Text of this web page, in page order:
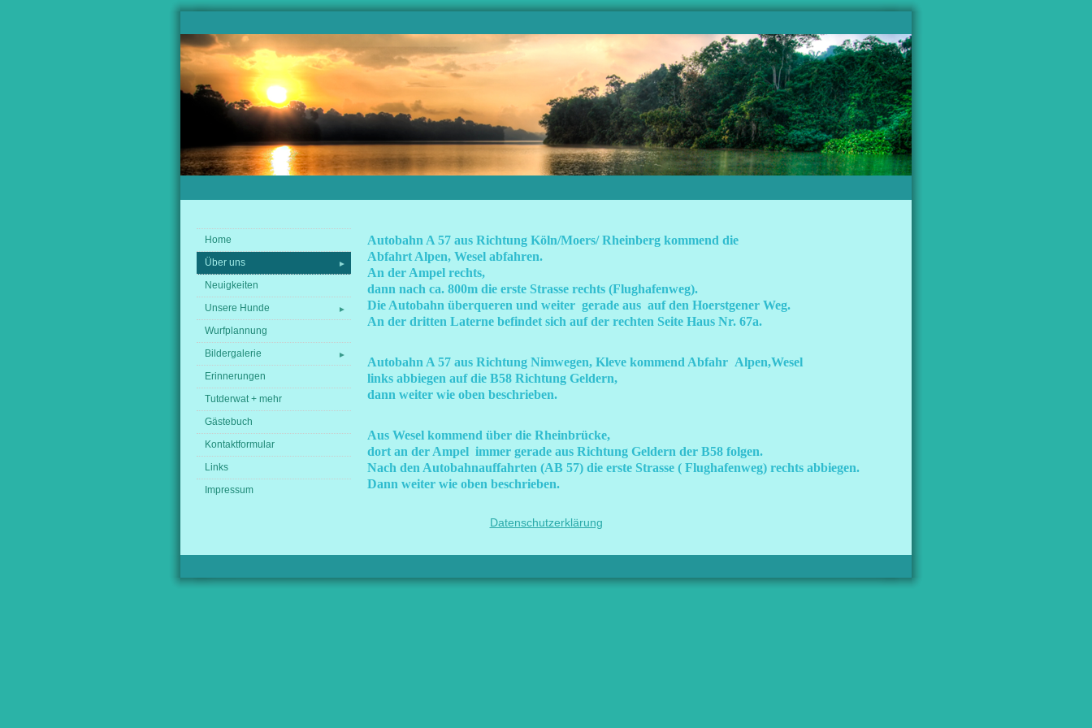
Home
Über uns
►
Neuigkeiten
Unsere Hunde
►
Wurfplannung
Bildergalerie
►
Erinnerungen
Tutderwat + mehr
Gästebuch
Kontaktformular
Links
Impressum
Autobahn A 57 aus Richtung Köln/Moers/ Rheinberg kommend die
Abfahrt Alpen, Wesel abfahren.
An der Ampel rechts,
dann nach ca. 800m die erste Strasse rechts (Flughafenweg).
Die Autobahn überqueren und weiter gerade aus auf den Hoerstgener Weg.
An der dritten Laterne befindet sich auf der rechten Seite Haus Nr. 67a.
Autobahn A 57 aus Richtung Nimwegen, Kleve kommend Abfahr Alpen,Wesel
links abbiegen auf die B58 Richtung Geldern,
dann weiter wie oben beschrieben.
Aus Wesel kommend über die Rheinbrücke,
dort an der Ampel immer gerade aus Richtung Geldern der B58 folgen.
Nach den Autobahnauffahrten (AB 57) die erste Strasse ( Flughafenweg) rechts abbiegen.
Dann weiter wie oben beschrieben.
Datenschutzerklärung